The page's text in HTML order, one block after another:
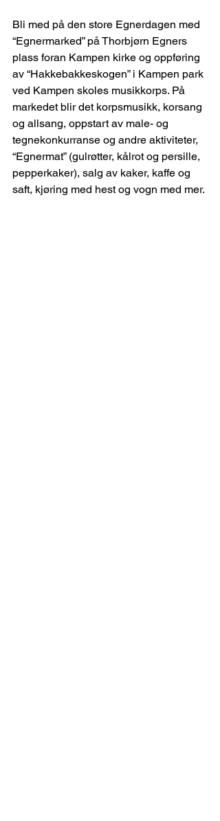
Bli med på den store Egnerdagen med
“Egnermarked” på Thorbjørn Egners
plass foran Kampen kirke og oppføring
av “Hakkebakkeskogen” i Kampen park
ved Kampen skoles musikkorps. På
markedet blir det korpsmusikk, korsang
og allsang, oppstart av male- og
tegnekonkurranse og andre aktiviteter,
“Egnermat” (gulrøtter, kålrot og persille,
pepperkaker), salg av kaker, kaffe og
saft, kjøring med hest og vogn med mer.